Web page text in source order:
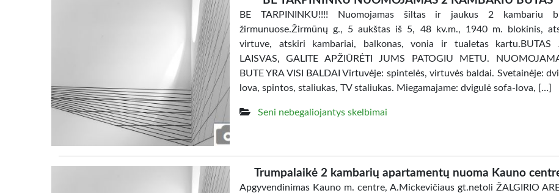
BE TARPININKU!!!! Nuomojamas šiltas ir jaukus 2 kambariu
žirmunuose.Žirmūnų g., 5 aukštas iš 5, 48 kv.m., 1940 m. blokinis,
virtuve, atskiri kambariai, balkonas, vonia ir tualetas kartu.BUTAS
LAISVAS, GALITE APŽIŪRĖTI JUMS PATOGIU METU.
BUTE YRA VISI BALDAI Virtuvėje: spintelės, virtuvės baldai. Svetainėje:
lova, spintos, staliukas, TV staliukas. Miegamajame: dvigulė sofa-lova, […]
Seni nebegaliojantys skelbimai
Trumpalaikė 2 kambarių apartamentų nuoma Kauno
Apgyvendinimas Kauno m. centre, A.Mickevičiaus gt.netoli ŽALGIRIO